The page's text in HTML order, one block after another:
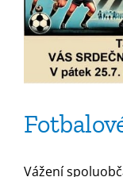
Vážení